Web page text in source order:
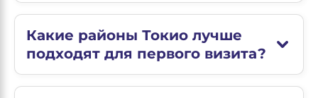
Какие районы Токио лучше
подходят для первого визита?